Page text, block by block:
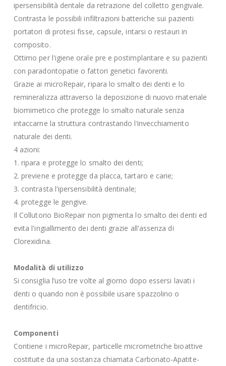
ipersensibilità dentale da retrazione del colletto gengivale.
Contrasta le possibili infiltrazioni batteriche sui pazienti
portatori di protesi fisse, capsule, intarsi o restauri in
composito.
Ottimo per l'igiene orale pre e postimplantare e su pazienti
con paradontopatie o fattori genetici favorenti.
Grazie ai microRepair, ripara lo smalto dei denti e lo
remineralizza attraverso la deposizione di nuovo materiale
biomimetico che protegge lo smalto naturale senza
intaccarne la struttura contrastando l’invecchiamento
naturale dei denti.
4 azioni:
1. ripara e protegge lo smalto dei denti;
2. previene e protegge da placca, tartaro e carie;
3. contrasta l'ipersensibilità dentinale;
4. protegge le gengive.
Il Collutorio BioRepair non pigmenta lo smalto dei denti ed
evita l'ingiallimento dei denti grazie all'assenza di
Clorexidina.
Modalità di utilizzo
Si consiglia l’uso tre volte al giorno dopo essersi lavati i
denti o quando non è possibile usare spazzolino o
dentifricio.
Componenti
Contiene i microRepair, particelle micrometriche bioattive
costituite da una sostanza chiamata Carbonato-Apatite-